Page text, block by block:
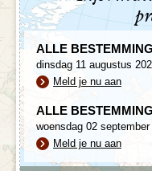
ALLE
dinsdag 11 augustus
Meld je nu aan
ALLE
woensdag 02
Meld je nu aan